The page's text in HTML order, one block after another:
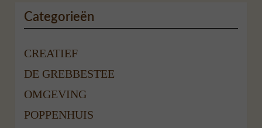
Categorieën
CREATIEF
DE GREBBESTEE
OMGEVING
POPPENHUIS